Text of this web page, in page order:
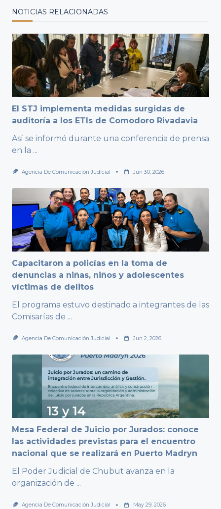
NOTICIAS RELACIONADAS
El STJ implementa medidas surgidas de
auditoría a los ETIs de Comodoro Rivadavia
Así se informó durante una conferencia de prensa
en la ...
Agencia De Comunicación Judicial Jun 30, 2026
Capacitaron a policías en la toma de
denuncias a niñas, niños y adolescentes
víctimas de delitos
El programa estuvo destinado a integrantes de las
Comisarías de ...
Agencia De Comunicación Judicial Jun 2, 2026
Mesa Federal de Juicio por Jurados: conoce
las actividades previstas para el encuentro
nacional que se realizará en Puerto Madryn
El Poder Judicial de Chubut avanza en la
organización de ...
Agencia De Comunicación Judicial May 29, 2026